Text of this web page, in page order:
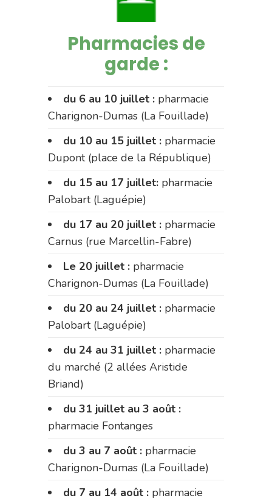
Pharmacies de
garde :
du 6 au 10 juillet : pharmacie
Charignon-Dumas (La Fouillade)
du 10 au 15 juillet : pharmacie
Dupont (place de la République)
du 15 au 17 juillet: pharmacie
Palobart (Laguépie)
du 17 au 20 juillet : pharmacie
Carnus (rue Marcellin-Fabre)
Le 20 juillet : pharmacie
Charignon-Dumas (La Fouillade)
du 20 au 24 juillet : pharmacie
Palobart (Laguépie)
du 24 au 31 juillet : pharmacie
du marché (2 allées Aristide
Briand)
du 31 juillet au 3 août :
pharmacie Fontanges
du 3 au 7 août : pharmacie
Charignon-Dumas (La Fouillade)
du 7 au 14 août : pharmacie